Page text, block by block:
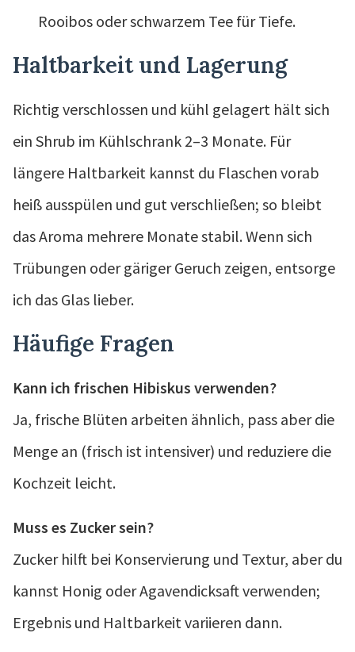
Rooibos oder schwarzem Tee für Tiefe.
Haltbarkeit und Lagerung
Richtig verschlossen und kühl gelagert hält sich
ein Shrub im Kühlschrank 2–3 Monate. Für
längere Haltbarkeit kannst du Flaschen vorab
heiß ausspülen und gut verschließen; so bleibt
das Aroma mehrere Monate stabil. Wenn sich
Trübungen oder gäriger Geruch zeigen, entsorge
ich das Glas lieber.
Häufige Fragen
Kann ich frischen Hibiskus verwenden?
Ja, frische Blüten arbeiten ähnlich, pass aber die
Menge an (frisch ist intensiver) und reduziere die
Kochzeit leicht.
Muss es Zucker sein?
Zucker hilft bei Konservierung und Textur, aber du
kannst Honig oder Agavendicksaft verwenden;
Ergebnis und Haltbarkeit variieren dann.